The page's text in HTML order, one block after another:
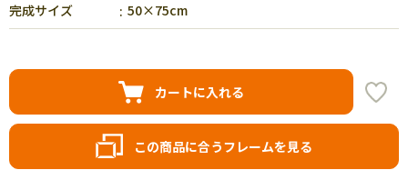
完成サイズ 50×75cm
カートに入れる
この商品に合うフレームを見る